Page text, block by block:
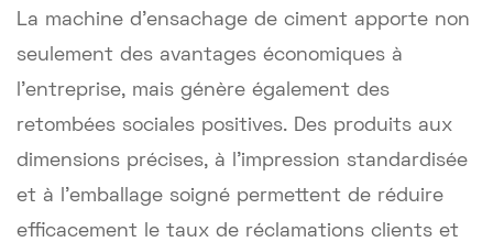
La machine d'ensachage de ciment apporte non
seulement des avantages économiques à
l'entreprise, mais génère également des
retombées sociales positives. Des produits aux
dimensions précises, à l'impression standardisée
et à l'emballage soigné permettent de réduire
efficacement le taux de réclamations clients et